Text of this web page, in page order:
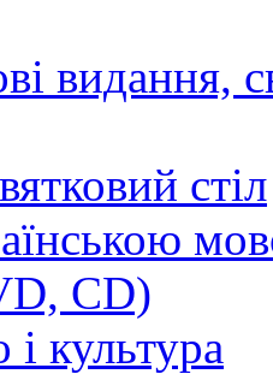
видання,
стіл
CD)
культура